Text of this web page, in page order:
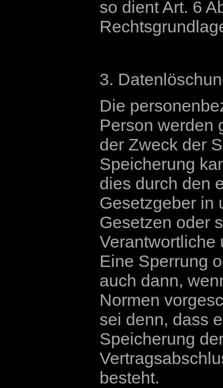
so dient Art. 6
3.
Die
Person werden
der Zweck der
Speicherung
dies durch den
Gesetzgeber in
Gesetzen oder
Verantwortliche
Eine Sperrung
auch dann,
Normen
sei denn, dass
Speicherung
besteht.